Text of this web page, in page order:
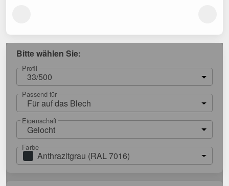
Bitte wählen Sie:
Profil
33/500
Passend für
Für auf das Blech
Eigenschaft
Gelocht
Farbe
Anthrazitgrau (RAL 7016)